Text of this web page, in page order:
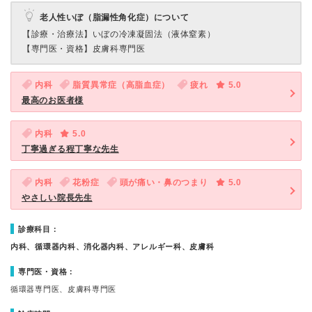
老人性いぼ（脂漏性角化症）について
【診療・治療法】 いぼの冷凍凝固法（液体窒素）
【専門医・資格】 皮膚科専門医
内科 脂質異常症（高脂血症） 疲れ
5.0
最高のお医者様
内科
5.0
丁寧過ぎる程丁寧な先生
内科 花粉症 頭が痛い・鼻のつまり
5.0
やさしい院長先生
診療科目：
内科、循環器内科、消化器内科、アレルギー科、皮膚科
専門医・資格：
循環器専門医、皮膚科専門医